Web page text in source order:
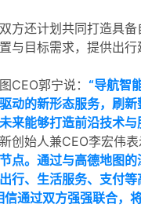
方还计划共同打造具备
与目标需求，提供出
CEO郭宁说：“导航智
动的新形态服务，刷
来能够打造前沿技术
创始人兼CEO李宏伟
点。通过与高德地图
行、生活服务、支付
信通过双方强强联合，